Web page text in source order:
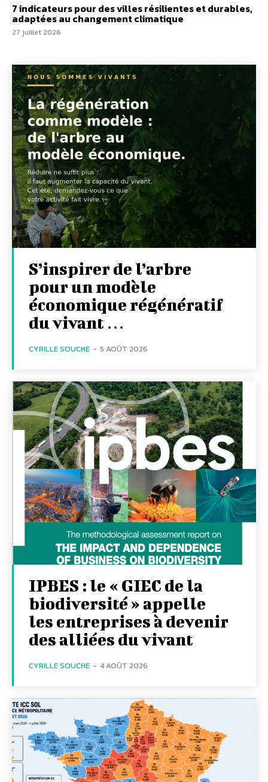
7 indicateurs pour des villes résilientes et durables,
adaptées au changement climatique
27 juillet 2026
S’inspirer de l’arbre
pour un modèle
économique régénératif
du vivant …
CYRILLE SOUCHE - 5 AOÛT 2026
IPBES : le « GIEC de la
biodiversité » appelle
les entreprises à devenir
des alliées du vivant
CYRILLE SOUCHE - 4 AOÛT 2026